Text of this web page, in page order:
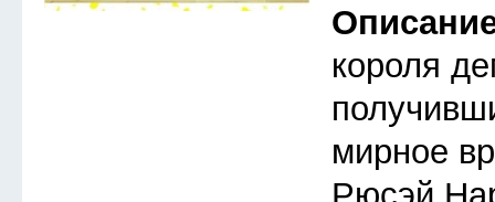
короля
мирное